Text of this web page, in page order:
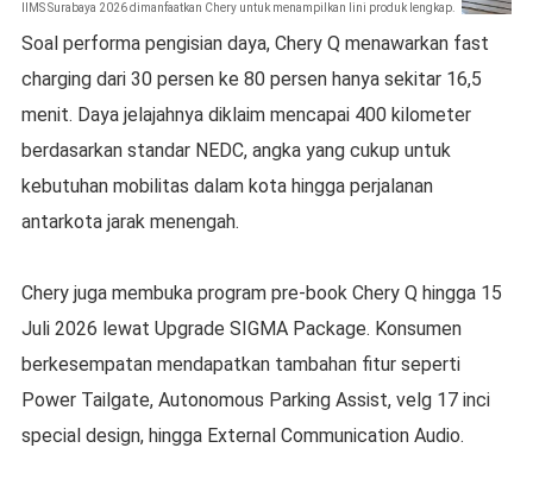
IIMS Surabaya 2026 dimanfaatkan Chery untuk menampilkan lini produk lengkap.
Soal performa pengisian daya, Chery Q menawarkan fast
charging dari 30 persen ke 80 persen hanya sekitar 16,5
menit. Daya jelajahnya diklaim mencapai 400 kilometer
berdasarkan standar NEDC, angka yang cukup untuk
kebutuhan mobilitas dalam kota hingga perjalanan
antarkota jarak menengah.
Chery juga membuka program pre-book Chery Q hingga 15
Juli 2026 lewat Upgrade SIGMA Package. Konsumen
berkesempatan mendapatkan tambahan fitur seperti
Power Tailgate, Autonomous Parking Assist, velg 17 inci
special design, hingga External Communication Audio.